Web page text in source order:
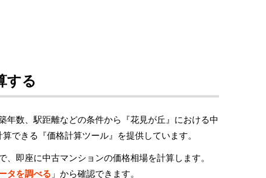
する
数、駅距離などの条件から『花見が丘』における中
できる『価格計算ツール』を提供しています。
、即座に中古マンションの価格相場を計算します。
タを調べる 」から確認できます。